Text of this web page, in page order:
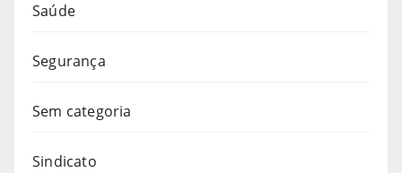
Saúde
Segurança
Sem categoria
Sindicato